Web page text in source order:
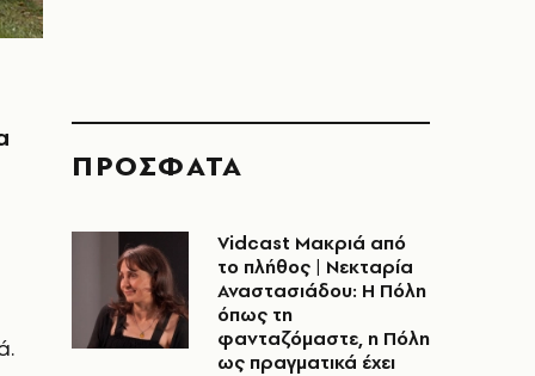
ΠΡΟΣΦΑΤΑ
Vidcast Μακριά από
το πλήθος | Νεκταρία
Αναστασιάδου: Η Πόλη
όπως τη
φανταζόμαστε, η Πόλη
ως πραγματικά έχει